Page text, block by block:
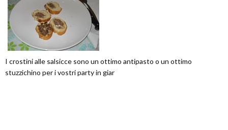
I crostini alle salsicce sono un ottimo antipasto o un ottimo
stuzzichino per i vostri party in giar